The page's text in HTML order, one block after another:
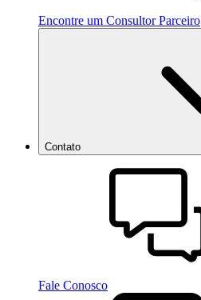
Encontre um Consultor Parceiro
Contato
Fale Conosco